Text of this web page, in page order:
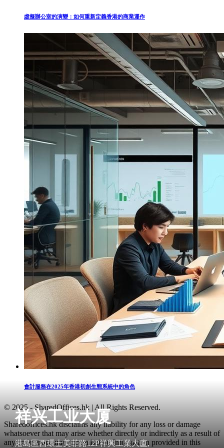
祥兴工业大厦
港島區西環士美菲路12P祥興工業大廈,
虛擬辦公室的演變：如何重新定義香港的商業運作
會計服務在2025年香港初創生態系統中的角色
© 2025 - SharedOffices.hk | All Rights Reserved.
Sharedoffices.hk disclaims any liability for any loss or damage
whatsoever that may arise whether directly or indirectly as a result of
any error, inaccuracy or omission. Information provided in this